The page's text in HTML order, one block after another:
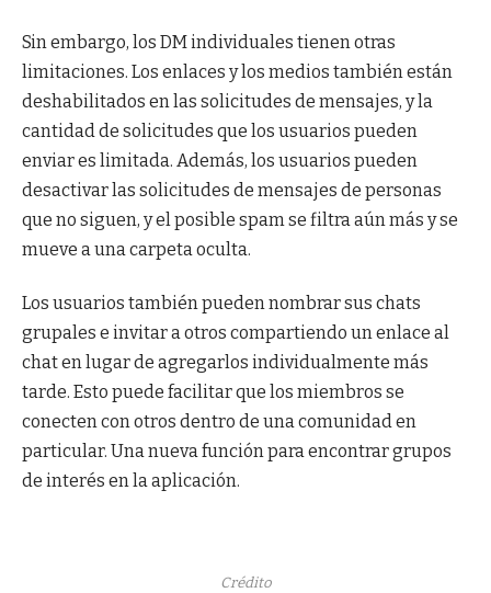
Sin embargo, los DM individuales tienen otras
limitaciones. Los enlaces y los medios también están
deshabilitados en las solicitudes de mensajes, y la
cantidad de solicitudes que los usuarios pueden
enviar es limitada. Además, los usuarios pueden
desactivar las solicitudes de mensajes de personas
que no siguen, y el posible spam se filtra aún más y se
mueve a una carpeta oculta.
Los usuarios también pueden nombrar sus chats
grupales e invitar a otros compartiendo un enlace al
chat en lugar de agregarlos individualmente más
tarde. Esto puede facilitar que los miembros se
conecten con otros dentro de una comunidad en
particular. Una nueva función para encontrar grupos
de interés en la aplicación.
Crédito